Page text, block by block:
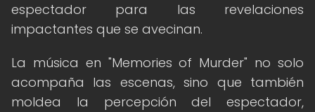
espectador para las revelaciones
impactantes que se avecinan.
La música en "Memories of Murder" no solo
acompaña las escenas, sino que también
moldea la percepción del espectador,